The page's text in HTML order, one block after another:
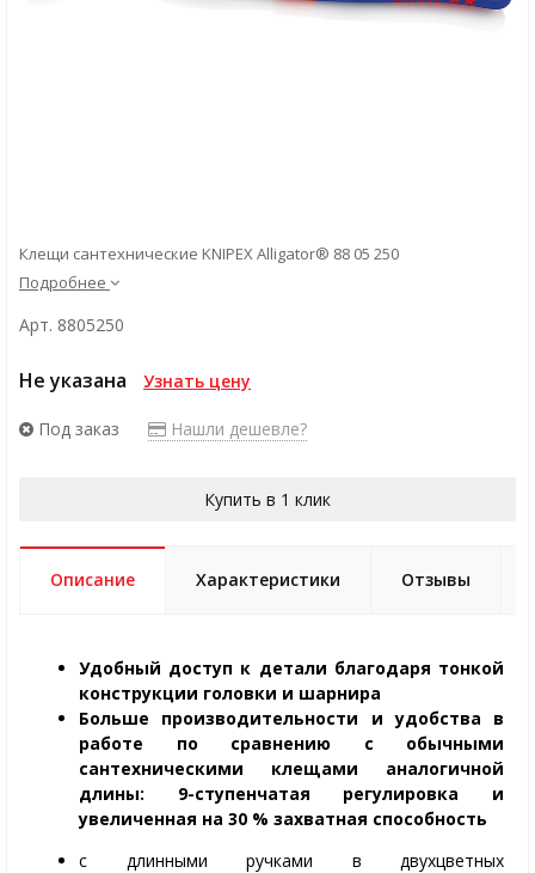
Клещи сантехнические KNIPEX Alligator® 88 05 250
Подробнее
Арт. 8805250
Не указана Узнать цену
Под заказ Нашли дешевле?
Купить в 1 клик
Описание Характеристики Отзывы
Удобный доступ к детали благодаря тонкой
конструкции головки и шарнира
Больше производительности и удобства в
работе по сравнению с обычными
сантехническими клещами аналогичной
длины: 9-ступенчатая регулировка и
увеличенная на 30 % захватная способность
с длинными ручками в двухцветных